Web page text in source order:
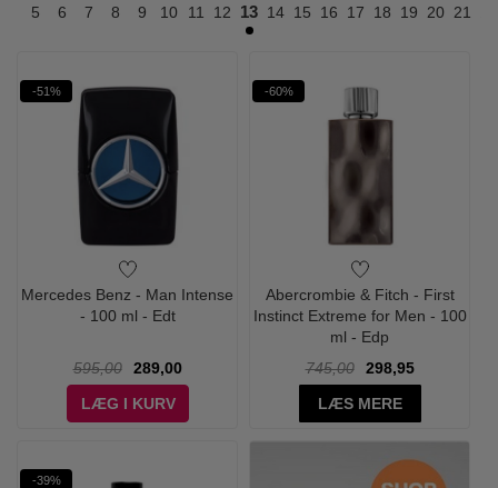
5 6 7 8 9 10 11 12 13 14 15 16 17 18 19 20 21
-51%
Mercedes Benz - Man Intense
- 100 ml - Edt
595,00
289,00
LÆG I KURV
-60%
Abercrombie & Fitch - First
Instinct Extreme for Men - 100
ml - Edp
745,00
298,95
LÆS MERE
-39%